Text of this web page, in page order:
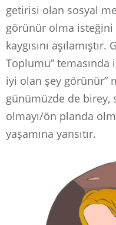
getirisi olan sosyal
görünür olma
kaygısını
Toplumu” temasında
iyi olan şey görünür”
günümüzde de
olmayı/ön planda
yaşamına yansıtır.